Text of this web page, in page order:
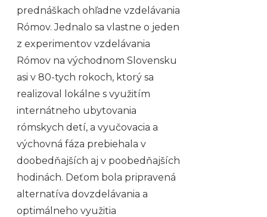
prednáškach ohľadne vzdelávania
Rómov. Jednalo sa vlastne o jeden
z experimentov vzdelávania
Rómov na východnom Slovensku
asi v 80-tych rokoch, ktorý sa
realizoval lokálne s využitím
internátneho ubytovania
rómskych detí, a vyučovacia a
výchovná fáza prebiehala v
doobedňajších aj v poobedňajších
hodinách. Deťom bola pripravená
alternatíva dovzdelávania a
optimálneho využitia